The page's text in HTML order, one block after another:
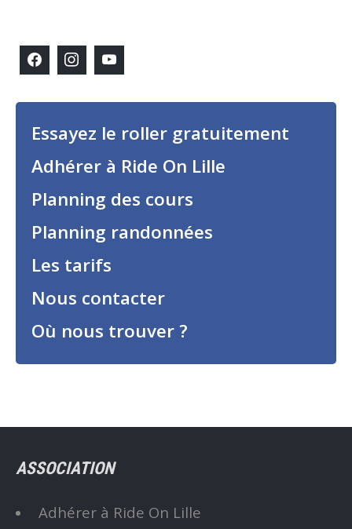
Essayez le roller gratuitement
Adhérer à Ride On Lille
Planning des cours
Planning randonnées
Les tarifs
Nous contacter
Où nous trouver ?
ASSOCIATION
Adhérer à Ride On Lille